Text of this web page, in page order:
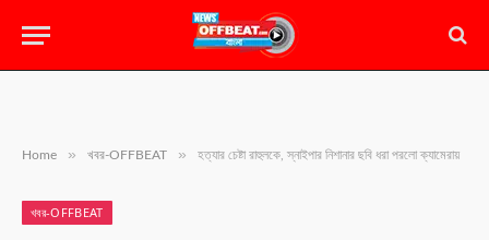
Home » খবর-OFFBEAT » হত্যার চেষ্টা রাহুলকে, স্নাইপার নিশানার ছবি ধরা পরলো ক্যামেরায়
খবর-OFFBEAT